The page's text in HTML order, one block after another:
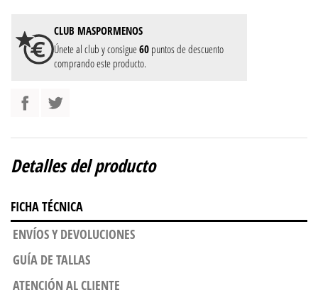
CLUB MASPORMENOS
Únete al club y consigue60 puntos de descuento
comprando este producto.
Detalles del producto
FICHA TÉCNICA
ENVÍOS Y DEVOLUCIONES
GUÍA DE TALLAS
ATENCIÓN AL CLIENTE